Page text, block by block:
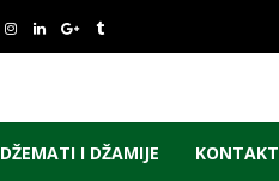
DŽEMATI I DŽAMIJE KONTAKT